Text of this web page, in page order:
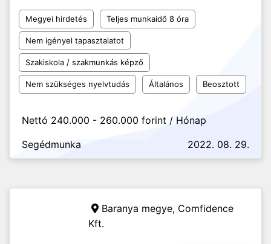
Megyei hirdetés Teljes munkaidő 8 óra
Nem igényel tapasztalatot
Szakiskola / szakmunkás képző
Nem szükséges nyelvtudás Általános Beosztott
Nettó 240.000 - 260.000 forint / Hónap
Segédmunka
2022. 08. 29.
Baranya megye, Comfidence
Kft.